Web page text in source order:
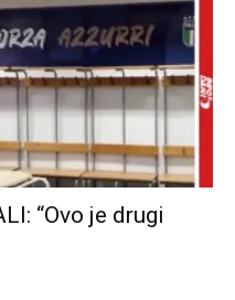
“Ovo je drugi